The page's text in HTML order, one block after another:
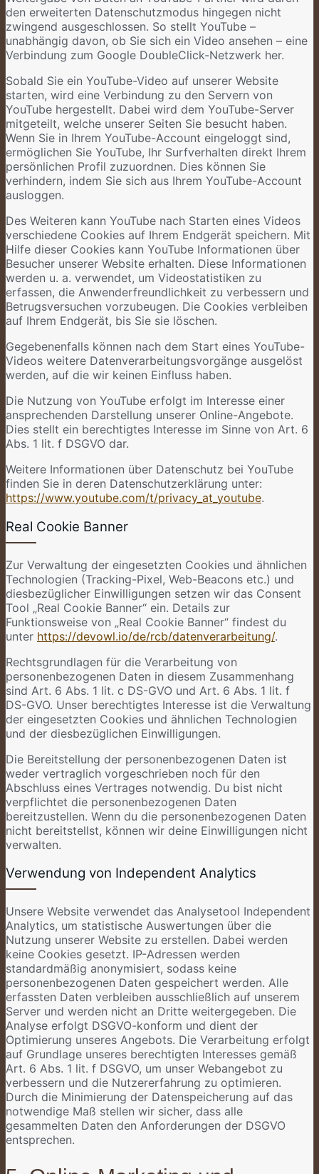
den erweiterten Datenschutzmodus hingegen nicht
zwingend ausgeschlossen. So stellt YouTube –
unabhängig davon, ob Sie sich ein Video ansehen – eine
Verbindung zum Google DoubleClick-Netzwerk her.
Sobald Sie ein YouTube-Video auf unserer Website
starten, wird eine Verbindung zu den Servern von
YouTube hergestellt. Dabei wird dem YouTube-Server
mitgeteilt, welche unserer Seiten Sie besucht haben.
Wenn Sie in Ihrem YouTube-Account eingeloggt sind,
ermöglichen Sie YouTube, Ihr Surfverhalten direkt Ihrem
persönlichen Profil zuzuordnen. Dies können Sie
verhindern, indem Sie sich aus Ihrem YouTube-Account
ausloggen.
Des Weiteren kann YouTube nach Starten eines Videos
verschiedene Cookies auf Ihrem Endgerät speichern. Mit
Hilfe dieser Cookies kann YouTube Informationen über
Besucher unserer Website erhalten. Diese Informationen
werden u. a. verwendet, um Videostatistiken zu
erfassen, die Anwenderfreundlichkeit zu verbessern und
Betrugsversuchen vorzubeugen. Die Cookies verbleiben
auf Ihrem Endgerät, bis Sie sie löschen.
Gegebenenfalls können nach dem Start eines YouTube-
Videos weitere Datenverarbeitungsvorgänge ausgelöst
werden, auf die wir keinen Einfluss haben.
Die Nutzung von YouTube erfolgt im Interesse einer
ansprechenden Darstellung unserer Online-Angebote.
Dies stellt ein berechtigtes Interesse im Sinne von Art. 6
Abs. 1 lit. f DSGVO dar.
Weitere Informationen über Datenschutz bei YouTube
finden Sie in deren Datenschutzerklärung unter:
https://www.youtube.com/t/privacy_at_youtube.
Real Cookie Banner
Zur Verwaltung der eingesetzten Cookies und ähnlichen
Technologien (Tracking-Pixel, Web-Beacons etc.) und
diesbezüglicher Einwilligungen setzen wir das Consent
Tool „Real Cookie Banner“ ein. Details zur
Funktionsweise von „Real Cookie Banner“ findest du
unter https://devowl.io/de/rcb/datenverarbeitung/.
Rechtsgrundlagen für die Verarbeitung von
personenbezogenen Daten in diesem Zusammenhang
sind Art. 6 Abs. 1 lit. c DS-GVO und Art. 6 Abs. 1 lit. f
DS-GVO. Unser berechtigtes Interesse ist die Verwaltung
der eingesetzten Cookies und ähnlichen Technologien
und der diesbezüglichen Einwilligungen.
Die Bereitstellung der personenbezogenen Daten ist
weder vertraglich vorgeschrieben noch für den
Abschluss eines Vertrages notwendig. Du bist nicht
verpflichtet die personenbezogenen Daten
bereitzustellen. Wenn du die personenbezogenen Daten
nicht bereitstellst, können wir deine Einwilligungen nicht
verwalten.
Verwendung von Independent Analytics
Unsere Website verwendet das Analysetool Independent
Analytics, um statistische Auswertungen über die
Nutzung unserer Website zu erstellen. Dabei werden
keine Cookies gesetzt. IP-Adressen werden
standardmäßig anonymisiert, sodass keine
personenbezogenen Daten gespeichert werden. Alle
erfassten Daten verbleiben ausschließlich auf unserem
Server und werden nicht an Dritte weitergegeben. Die
Analyse erfolgt DSGVO-konform und dient der
Optimierung unseres Angebots. Die Verarbeitung erfolgt
auf Grundlage unseres berechtigten Interesses gemäß
Art. 6 Abs. 1 lit. f DSGVO, um unser Webangebot zu
verbessern und die Nutzererfahrung zu optimieren.
Durch die Minimierung der Datenspeicherung auf das
notwendige Maß stellen wir sicher, dass alle
gesammelten Daten den Anforderungen der DSGVO
entsprechen.